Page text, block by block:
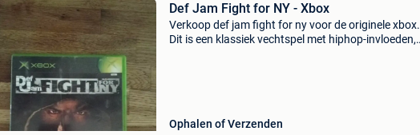
Def Jam Fight for NY - Xbox
Verkoop def jam fight for ny voor de originele xbox.
Dit is een klassiek vechtspel met hiphop-invloeden,
Ophalen of Verzenden